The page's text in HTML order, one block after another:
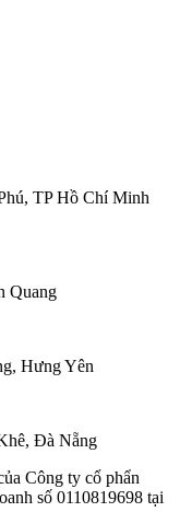
TP Hồ Chí Minh
Quang
Hưng Yên
Đà Nẵng
Công ty cổ phẩn
số 0110819698 tại